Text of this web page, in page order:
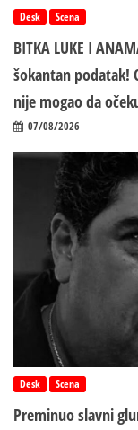
Desk Scena
BITKA LUKE I
šokantan podatak!
nije mogao da
07/08/2026
Desk Scena
Preminuo slavni